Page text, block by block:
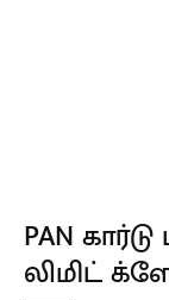
PAN
லிமிட்